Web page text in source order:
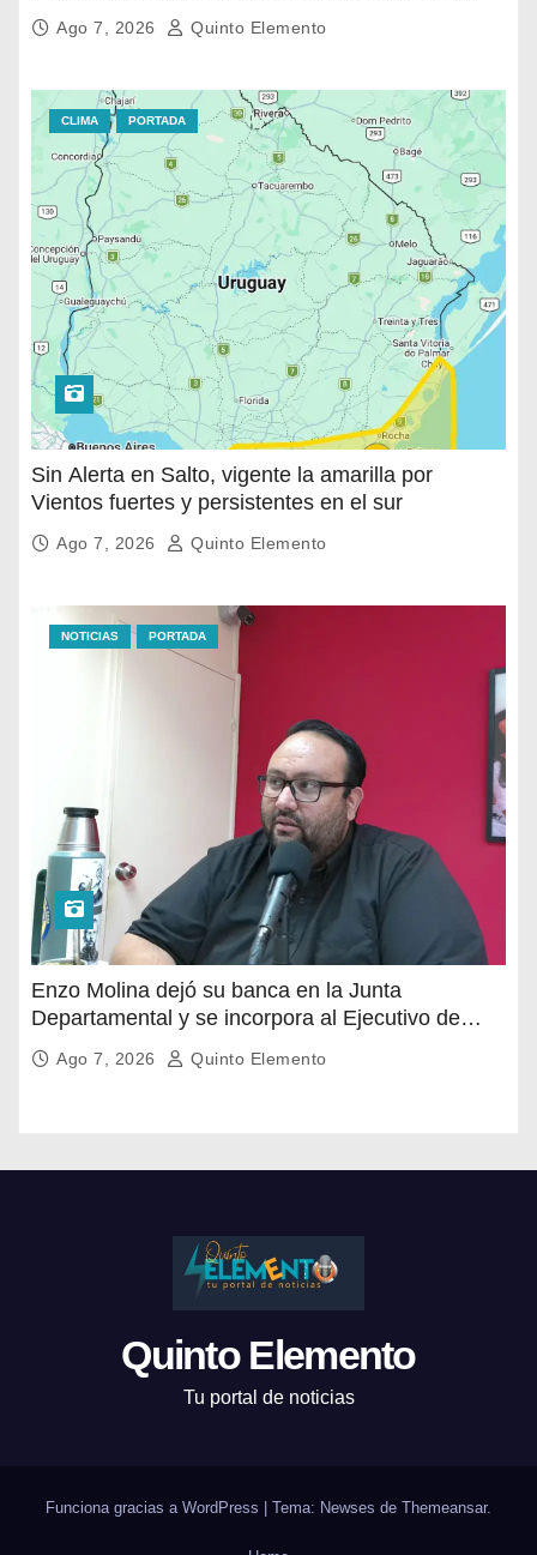
TRATAMIENTO PARA LA POBLACIÓN
MÁSVULNERABLE DE SALTO
Ago 7, 2026 Quinto Elemento
CLIMA PORTADA
Sin Alerta en Salto, vigente la amarilla por
Vientos fuertes y persistentes en el sur
Ago 7, 2026 Quinto Elemento
NOTICIAS PORTADA
Enzo Molina dejó su banca en la Junta
Departamental y se incorpora al Ejecutivo de
Carlos Albisu
Ago 7, 2026 Quinto Elemento
Quinto Elemento
Tu portal de noticias
Funciona gracias a WordPress Tema: Newses de Themeansar.